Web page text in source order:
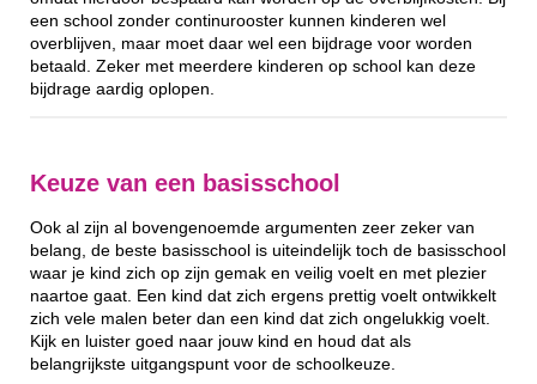
een school zonder continurooster kunnen kinderen wel
overblijven, maar moet daar wel een bijdrage voor worden
betaald. Zeker met meerdere kinderen op school kan deze
bijdrage aardig oplopen.
Keuze van een basisschool
Ook al zijn al bovengenoemde argumenten zeer zeker van
belang, de beste basisschool is uiteindelijk toch de basisschool
waar je kind zich op zijn gemak en veilig voelt en met plezier
naartoe gaat. Een kind dat zich ergens prettig voelt ontwikkelt
zich vele malen beter dan een kind dat zich ongelukkig voelt.
Kijk en luister goed naar jouw kind en houd dat als
belangrijkste uitgangspunt voor de schoolkeuze.